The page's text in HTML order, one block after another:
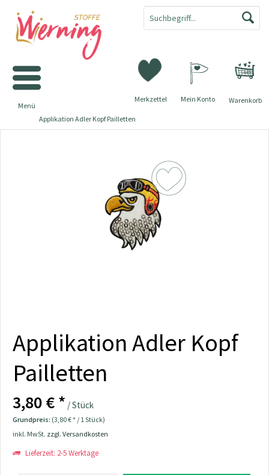
Warenkorb
Merkzettel Mein Konto
Menü
Applikation Adler Kopf Pailletten
Applikation Adler Kopf
Pailletten
3,80 € * / Stück
Grundpreis: (3,80 € * / 1 Stück)
inkl. MwSt. zzgl. Versandkosten
Lieferzeit: 2-5 Werktage